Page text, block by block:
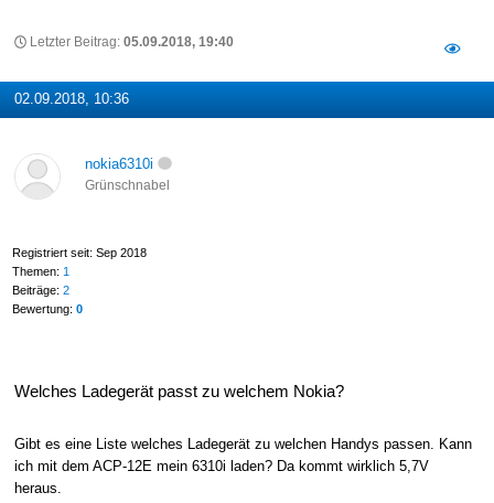
Letzter Beitrag:05.09.2018, 19:40
02.09.2018, 10:36
nokia6310i
Grünschnabel
Registriert seit: Sep 2018
Themen: 1
Beiträge: 2
Bewertung: 0
Welches Ladegerät passt zu welchem Nokia?
Gibt es eine Liste welches Ladegerät zu welchen Handys passen. Kann
ich mit dem ACP-12E mein 6310i laden? Da kommt wirklich 5,7V
heraus.